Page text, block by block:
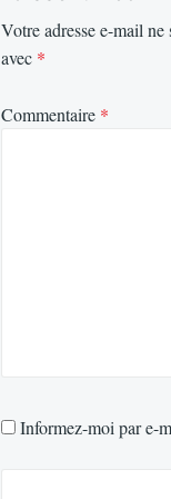
Votre adresse e-mail ne
avec *
Commentaire *
Informez-moi par e-